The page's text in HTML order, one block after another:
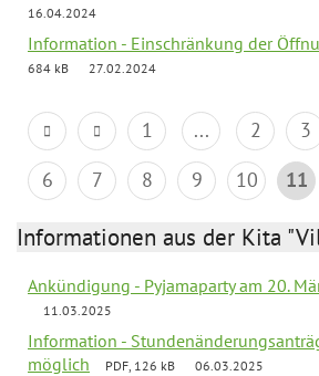
16.04.2024
Information - Einschränkung der
684 kB
27.02.2024
1 ... 2 3
6
7 8 9 10 11
Informationen aus der Kita
Ankündigung - Pyjamaparty am 20.
11.03.2025
Information -
möglich
PDF, 126 kB 06.03.2025